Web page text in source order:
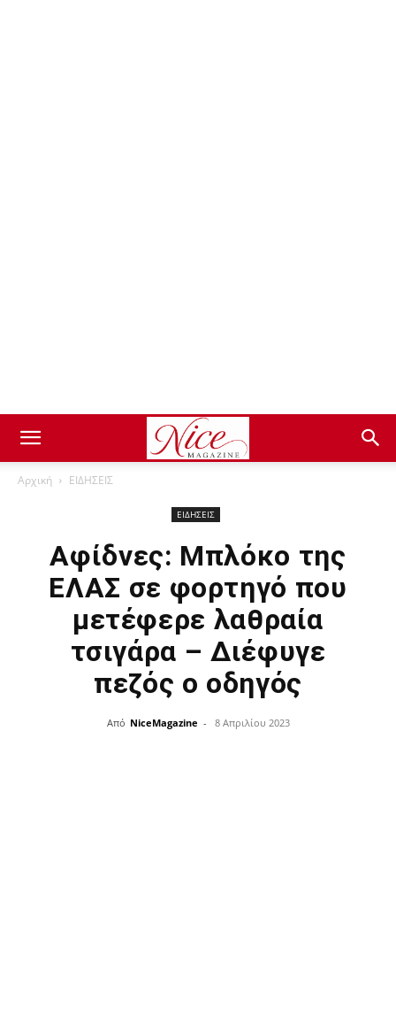
Αρχική ΕΙΔΗΣΕΙΣ
ΕΙΔΗΣΕΙΣ
Αφίδνες: Μπλόκο της
ΕΛΑΣ σε φορτηγό που
μετέφερε λαθραία
τσιγάρα – Διέφυγε
πεζός ο οδηγός
Από NiceMagazine - 8 Απριλίου 2023